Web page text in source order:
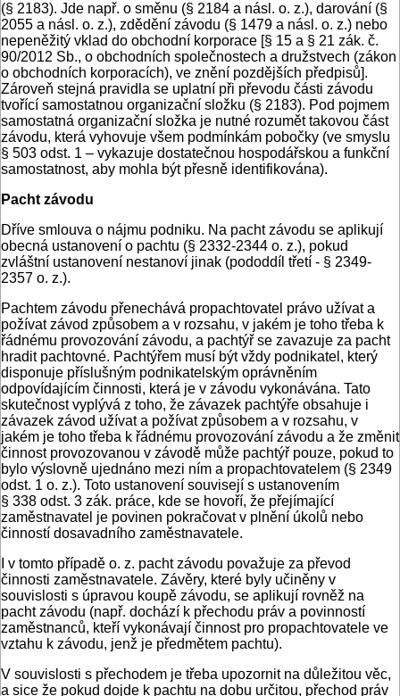
(§ 2183). Jde např. o směnu (§ 2184 a násl. o. z.), darování (§
2055 a násl. o. z.), zdědění závodu (§ 1479 a násl. o. z.) nebo
nepeněžitý vklad do obchodní korporace [§ 15 a § 21 zák. č.
90/2012 Sb., o obchodních společnostech a družstvech (zákon
o obchodních korporacích), ve znění pozdějších předpisů].
Zároveň stejná pravidla se uplatní při převodu části závodu
tvořící samostatnou organizační složku (§ 2183). Pod pojmem
samostatná organizační složka je nutné rozumět takovou část
závodu, která vyhovuje všem podmínkám pobočky (ve smyslu
§ 503 odst. 1 – vykazuje dostatečnou hospodářskou a funkční
samostatnost, aby mohla být přesně identifikována).
Pacht závodu
Dříve smlouva o nájmu podniku. Na pacht závodu se aplikují
obecná ustanovení o pachtu (§ 2332-2344 o. z.), pokud
zvláštní ustanovení nestanoví jinak (pododdíl třetí - § 2349-
2357 o. z.).
Pachtem závodu přenechává propachtovatel právo užívat a
požívat závod způsobem a v rozsahu, v jakém je toho třeba k
řádnému provozování závodu, a pachtýř se zavazuje za pacht
hradit pachtovné. Pachtýřem musí být vždy podnikatel, který
disponuje příslušným podnikatelským oprávněním
odpovídajícím činnosti, která je v závodu vykonávána. Tato
skutečnost vyplývá z toho, že závazek pachtýře obsahuje i
závazek závod užívat a požívat způsobem a v rozsahu, v
jakém je toho třeba k řádnému provozování závodu a že změnit
činnost provozovanou v závodě může pachtýř pouze, pokud to
bylo výslovně ujednáno mezi ním a propachtovatelem (§ 2349
odst. 1 o. z.). Toto ustanovení souvisejí s ustanovením
§ 338 odst. 3 zák. práce, kde se hovoří, že přejímající
zaměstnavatel je povinen pokračovat v plnění úkolů nebo
činností dosavadního zaměstnavatele.
I v tomto případě o. z. pacht závodu považuje za převod
činnosti zaměstnavatele. Závěry, které byly učiněny v
souvislosti s úpravou koupě závodu, se aplikují rovněž na
pacht závodu (např. dochází k přechodu práv a povinností
zaměstnanců, kteří vykonávají činnost pro propachtovatele ve
vztahu k závodu, jenž je předmětem pachtu).
V souvislosti s přechodem je třeba upozornit na důležitou věc,
a sice že pokud dojde k pachtu na dobu určitou, přechod práv